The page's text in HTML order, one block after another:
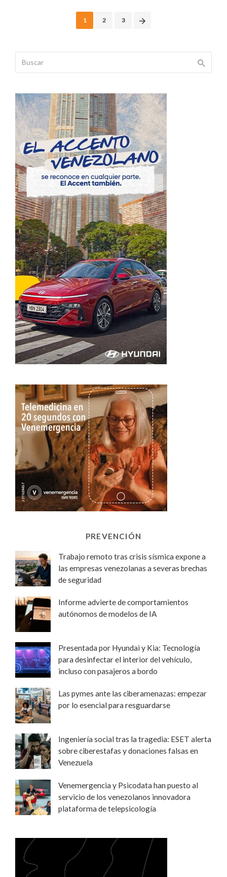
1 2 3
PREVENCIÓN
Trabajo remoto tras crisis sísmica expone a
las empresas venezolanas a severas brechas
de seguridad
Informe advierte de comportamientos
autónomos de modelos de IA
Presentada por Hyundai y Kia: Tecnología
para desinfectar el interior del vehículo,
incluso con pasajeros a bordo
Las pymes ante las ciberamenazas: empezar
por lo esencial para resguardarse
Ingeniería social tras la tragedia: ESET alerta
sobre ciberestafas y donaciones falsas en
Venezuela
Venemergencia y Psicodata han puesto al
servicio de los venezolanos innovadora
plataforma de telepsicología